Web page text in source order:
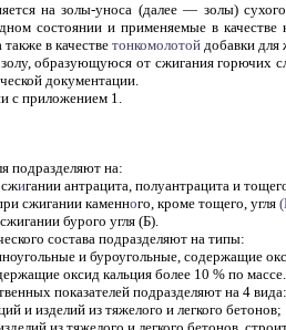
на золы-уноса (далее — золы)
состоянии и применяемые в
в качестве тонкомолотой добавки для
образующуюся от сжигания горючих
документации.
с приложением 1.
подразделяют на:
игании антрацита, полуантрацита и
сжигании каменного, кроме тощего, угля
бурого угля (Б).
состава подразделяют на типы:
и буроугольные, содержащие
оксид кальция более 10 % по массе.
показателей подразделяют на 4 вида:
и изделий из тяжелого и легкого бетонов;